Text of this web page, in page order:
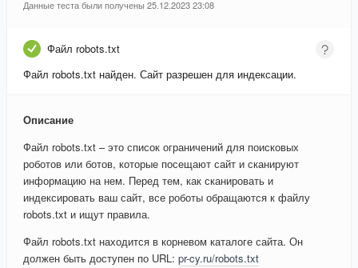
Данные теста были получены 25.12.2023 23:08
Файл robots.txt
Файл robots.txt найден. Сайт разрешен для индексации.
Описание
Файл robots.txt – это список ограничений для поисковых
роботов или ботов, которые посещают сайт и сканируют
информацию на нем. Перед тем, как сканировать и
индексировать ваш сайт, все роботы обращаются к файлу
robots.txt и ищут правила.
Файл robots.txt находится в корневом каталоге сайта. Он
должен быть доступен по URL: pr-cy.ru/robots.txt